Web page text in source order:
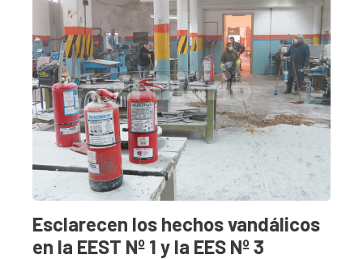
Esclarecen los hechos vandálicos
en la EEST Nº 1 y la EES Nº 3